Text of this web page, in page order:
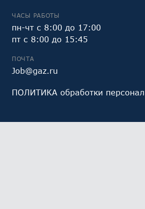
ЧАСЫ РАБОТЫ
пн-чт с 8:00 до 17:00
пт с 8:00 до 15:45
ПОЧТА
Job@gaz.ru
ПОЛИТИКА обработки